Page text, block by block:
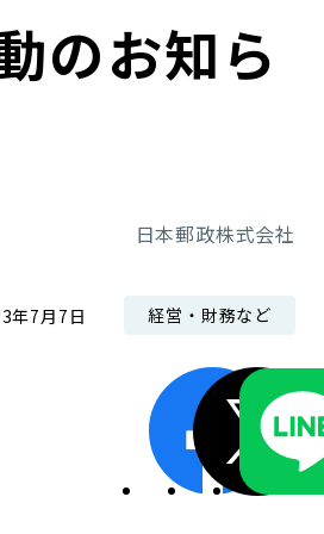
ント
のお知ら
日本郵政株式会社
年7月7日 経営・財務など